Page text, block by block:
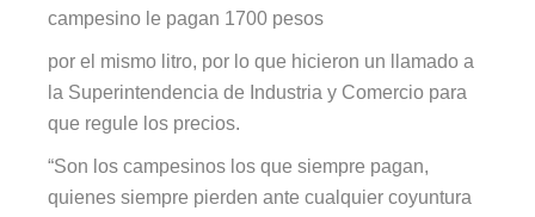
campesino le pagan 1700 pesos
por el mismo litro, por lo que hicieron un llamado a
la Superintendencia de Industria y Comercio para
que regule los precios.
“Son los campesinos los que siempre pagan,
quienes siempre pierden ante cualquier coyuntura